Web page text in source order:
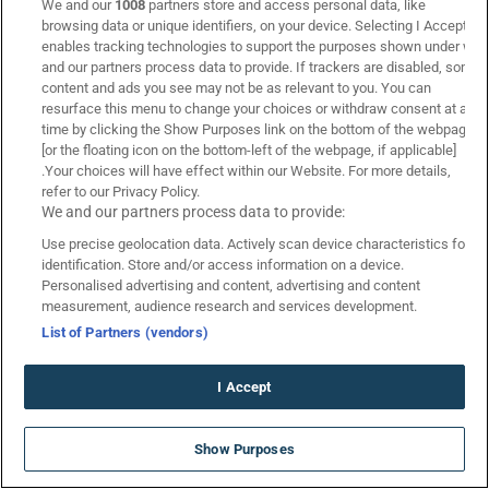
Κάνε εγγραφή για να λαμβάνεις
αναλύσεις/προγνωστικά αγώνων
στοιχήματος!
Είμαι άνω των 21 ετών | Συμφωνώ με τους Όρους &
Προϋποθέσεις*
© Copyright 2026 Betarades
ΝΕΑ GIGA ΠΡΟΣΦΟΡΑ* ΓΝΩΡΙΜΙΑΣ
στην Bwin!
We and our 1008 partners store and access personal data, like
browsing data or unique identifiers, on your device. Selecting I Accept
enables tracking technologies to support the purposes shown under we
and our partners process data to provide. If trackers are disabled, some
content and ads you see may not be as relevant to you. You can
resurface this menu to change your choices or withdraw consent at any
time by clicking the Show Purposes link on the bottom of the webpage
[or the floating icon on the bottom-left of the webpage, if applicable]
.Your choices will have effect within our Website. For more details,
refer to our Privacy Policy.
We and our partners process data to provide:
Use precise geolocation data. Actively scan device characteristics for
identification. Store and/or access information on a device.
Personalised advertising and content, advertising and content
measurement, audience research and services development.
List of Partners (vendors)
I Accept
Show Purposes